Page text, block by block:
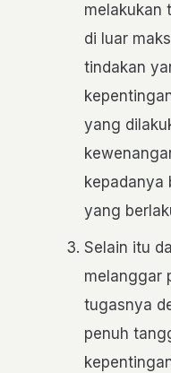
melakukan
di luar
tindakan
yang
kepadanya
yang
Selain itu
melanggar
tugasnya
penuh